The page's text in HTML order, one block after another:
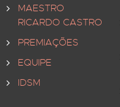
MAESTRO
RICARDO CASTRO
PREMIAÇÕES
EQUIPE
IDSM